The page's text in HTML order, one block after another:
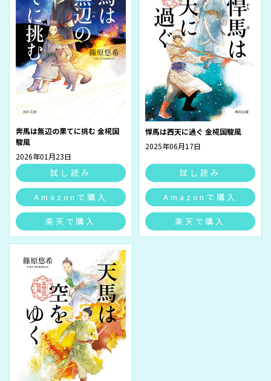
奔馬は無辺の果てに挑む 金椛国
駿風
2026年01月23日
試し読み
Amazonで購入
楽天で購入
悍馬は西天に過ぐ 金椛国駿風
2025年06月17日
試し読み
Amazonで購入
楽天で購入